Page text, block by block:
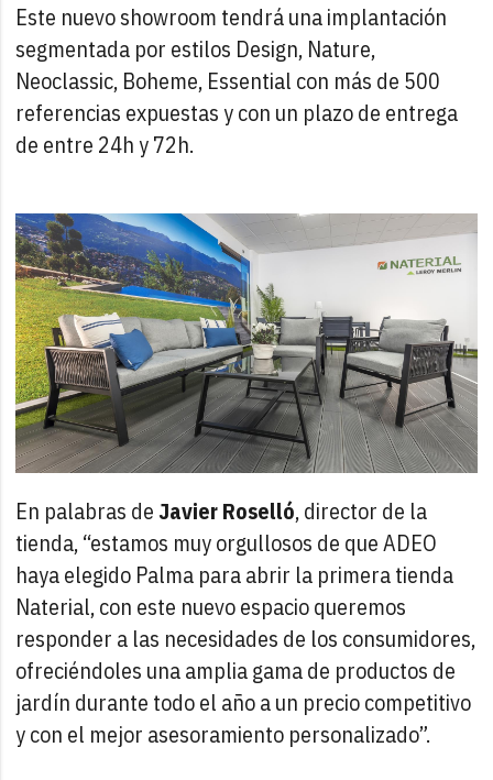
Este nuevo showroom tendrá una implantación
segmentada por estilos Design, Nature,
Neoclassic, Boheme, Essential con más de 500
referencias expuestas y con un plazo de entrega
de entre 24h y 72h.
En palabras deJavier Roselló, director de la
tienda, “estamos muy orgullosos de que ADEO
haya elegido Palma para abrir la primera tienda
Naterial, con este nuevo espacio queremos
responder a las necesidades de los consumidores,
ofreciéndoles una amplia gama de productos de
jardín durante todo el año a un precio competitivo
y con el mejor asesoramiento personalizado”.